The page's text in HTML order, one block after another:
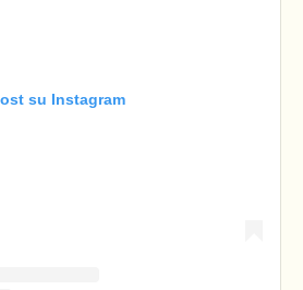
su Instagram